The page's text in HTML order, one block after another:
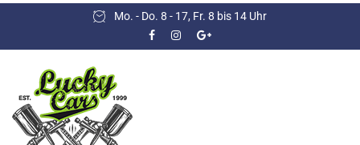
Mo. - Do. 8 - 17, Fr. 8 bis 14 Uhr